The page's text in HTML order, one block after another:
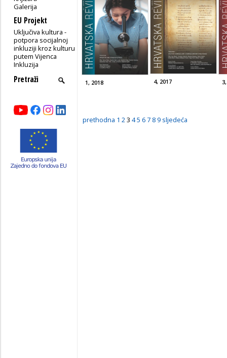
Galerija
EU Projekt
Uključiva kultura -
potpora socijalnoj
inkluziji kroz kulturu
putem Vijenca
Inkluzija
1, 2018 4, 2017
prethodna 1 23 45 6 7 8 9 sljedeća